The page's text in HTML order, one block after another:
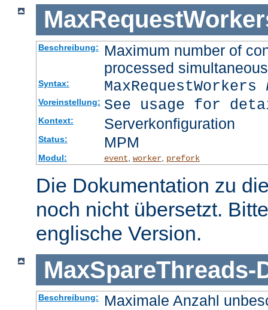
Beschreibung:
Maximum number of
processed
Syntax: MaxRequestWorkers
Voreinstellung: See usage for
Kontext: Serverkonfiguration
Status: MPM
Modul: event worker, prefork
Die Dokumentation zu
noch nicht übersetzt.
englische Version.
MaxSpareThreads-
Beschreibung: Maximale Anzahl